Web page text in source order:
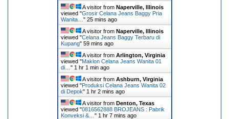
A visitor from Naperville, Illinois
viewed "Grosir Celana Jeans Baggy Pria
Wanita… " 25 mins ago
A visitor from Naperville, Illinois
viewed "Celana Jeans Baggy Terbaru di
Kupang" 59 mins ago
A visitor from Arlington, Virginia
viewed "Maklon Celana Jeans Wanita 01
di… " 1 hr 1 min ago
A visitor from Ashburn, Virginia
viewed "Produksi Celana Jeans Wanita 02
di Depok" 1 hr 2 mins ago
A visitor from Denton, Texas
viewed "0816562888 BROJEANS : Pabrik
Konveksi &… " 1 hr 7 mins ago